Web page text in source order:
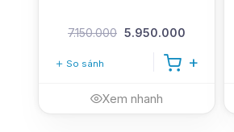
7.150.000 5.950.000
So sánh
Xem nhanh